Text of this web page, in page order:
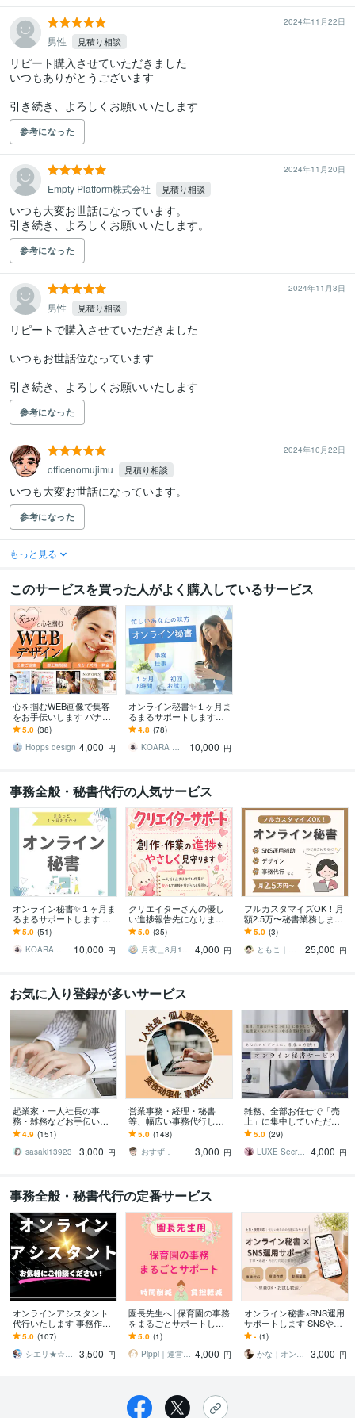
2024年11月22日
男性 見積り相談
リピート購入させていただきました
いつもありがとうございます
引き続き、よろしくお願いいたします
参考になった
2024年11月20日
Empty Platform株式会社 見積り相談
いつも大変お世話になっています。
引き続き、よろしくお願いいたします。
参考になった
2024年11月3日
男性 見積り相談
リピートで購入させていただきました
いつもお世話位なっています
引き続き、よろしくお願いいたします
参考になった
2024年10月22日
officenomujimu 見積り相談
いつも大変お世話になっています。
参考になった
もっと見る
このサービスを買った人がよく購入しているサービス
心を掴むWEB画像で集客
をお手伝いします バナー/
ヘッダー/SNS/商品画像/ア
イキャッチ
5.0 (38)
Hopps design 4,000 円
オンライン秘書✨１ヶ月ま
るまるサポートします
「初回お試し価格」オン
ライン秘書を利用してみ
ませんか？
4.8 (78)
KOARA オンライン秘書 コンサル
10,000 円
事務全般・秘書代行の人気サービス
オンライン秘書✨１ヶ月ま
るまるサポートします 初
回お試し価格✨オンライン
秘書を利用してみません
か？
5.0 (51)
KOARA オンライン秘書 コンサル
10,000 円
クリエイターさんの優し
い進捗報告先になります
一人で創作している方
へ。責めずに聞くやさし
い見守り伴走します
5.0 (35)
月夜＿8月10日週はお盆休業 4,000 円
フルカスタマイズOK！月
額2.5万〜秘書業務します
個人事業主さまの事務・
広報・デザインをまるご
と引き受けます！
5.0 (3)
ともこ｜小さなお店のためのオンライン秘書
25,000 円
お気に入り登録が多いサービス
起業家・一人社長の事
務・雑務などお手伝いし
ます 忙しい起業家・一人
社長がやりたいことに専
念できるようサポート
4.9 (151)
sasaki13923
3,000 円
営業事務・経理・秘書
等、幅広い事務代行しま
す 【実績100件超・元信
金事務員】が快適な時間
をお届けします！
5.0 (148)
おすず 。
3,000 円
雑務、全部お任せで「売
上」に集中していただけ
ます あなたのビジネスに
専属の右腕を。
5.0 (29)
LUXE Secretary 4,000 円
事務全般・秘書代行の定番サービス
オンラインアシスタント
代行いたします 事務作業
や秘書業務、雑務など代
行いたします。
5.0 (107)
シエリ★☆web·シナリオライター
3,500 円
園長先生へ│保育園の事務
をまるごとサポートしま
す 時間削減！業務に追わ
れる毎日から解放♪
5.0 (1)
Pippi｜運営・保護者・誰でも相談ok 4,000 円
オンライン秘書×SNS運用
サポートします SNSや事
務に手が回らない方の右
腕に
- (1)
かな￤オンライン秘書×SNS運用サポート
3,000 円